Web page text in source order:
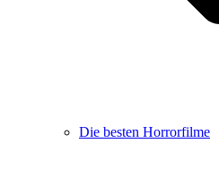
Die besten Horrorfilme